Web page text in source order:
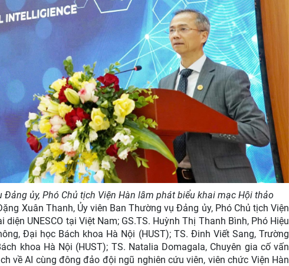
Đảng ủy, Phó Chủ tịch Viện Hàn lâm phát biểu khai mạc Hội thảo
Xuân Thanh, Ủy viên Ban Thường vụ Đảng ủy, Phó Chủ tịch Viện
UNESCO tại Việt Nam; GS.TS. Huỳnh Thị Thanh Bình, Phó Hiệu
Đại học Bách khoa Hà Nội (HUST); TS. Đinh Viết Sang, Trường
khoa Hà Nội (HUST); TS. Natalia Domagala, Chuyên gia cố vấn
về AI cùng đông đảo đội ngũ nghiên cứu viên, viên chức Viện Hàn